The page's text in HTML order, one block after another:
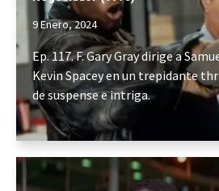
9 Enero, 2024
Ep. 117. F. Gary Gray dirige a
Kevin Spacey en un trepidante
de suspense e intriga.